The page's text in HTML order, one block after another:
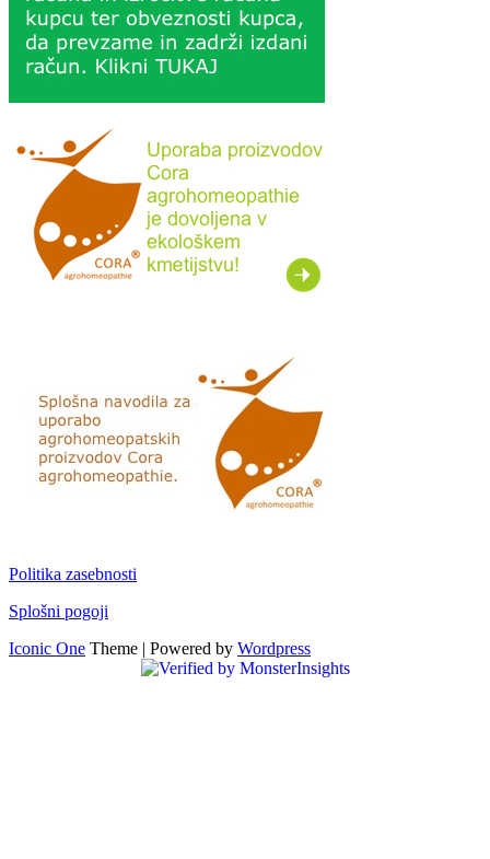
Politika zasebnosti
Splošni pogoji
Iconic One Theme | Powered by Wordpress